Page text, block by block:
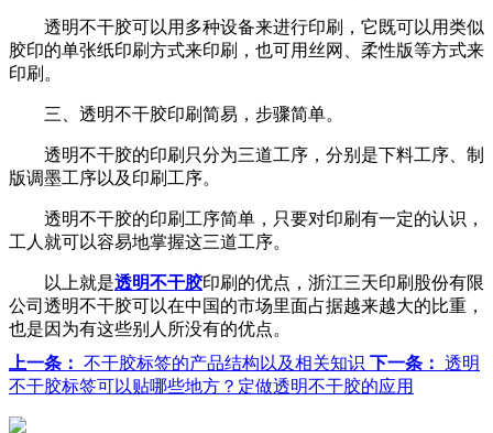
透明不干胶可以用多种设备来进行印刷，它既可以用类似
胶印的单张纸印刷方式来印刷，也可用丝网、柔性版等方式来
印刷。
三、透明不干胶印刷简易，步骤简单。
透明不干胶的印刷只分为三道工序，分别是下料工序、制
版调墨工序以及印刷工序。
透明不干胶的印刷工序简单，只要对印刷有一定的认识，
工人就可以容易地掌握这三道工序。
以上就是透明不干胶印刷的优点，浙江三天印刷股份有限
公司透明不干胶可以在中国的市场里面占据越来越大的比重，
也是因为有这些别人所没有的优点。
上一条： 不干胶标签的产品结构以及相关知识 下一条： 透明
不干胶标签可以贴哪些地方？定做透明不干胶的应用